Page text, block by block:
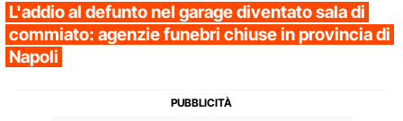
L'addio al defunto nel garage diventato sala di
commiato: agenzie funebri chiuse in provincia di
Napoli